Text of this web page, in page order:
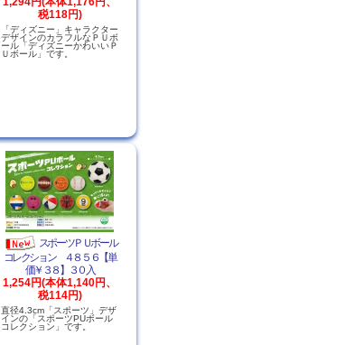
税118円)
「ディズニー」キャラクター
デザインのカラフルなＰＵボ
ール「ディズニーかわいいＰ
Ｕボール」です。
スポーツＰＵボール
コレクション ４８５６【単
価￥３８】３０入
1,254円(本体1,140円、
税114円)
直径4.3cm「スポーツ」デザ
インの「スポーツPUボール
コレクション」です。